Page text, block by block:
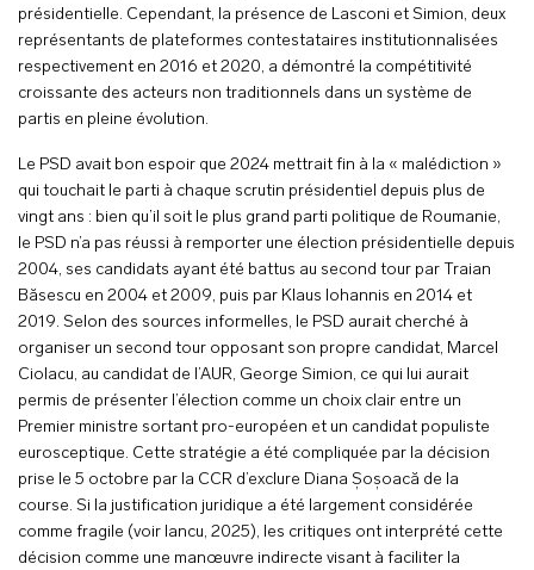
présidentielle. Cependant, la présence de Lasconi et Simion, deux
représentants de plateformes contestataires institutionnalisées
respectivement en 2016 et 2020, a démontré la compétitivité
croissante des acteurs non traditionnels dans un système de
partis en pleine évolution.
Le PSD avait bon espoir que 2024 mettrait fin à la « malédiction »
qui touchait le parti à chaque scrutin présidentiel depuis plus de
vingt ans : bien qu’il soit le plus grand parti politique de Roumanie,
le PSD n’a pas réussi à remporter une élection présidentielle depuis
2004, ses candidats ayant été battus au second tour par Traian
Băsescu en 2004 et 2009, puis par Klaus Iohannis en 2014 et
2019. Selon des sources informelles, le PSD aurait cherché à
organiser un second tour opposant son propre candidat, Marcel
Ciolacu, au candidat de l’AUR, George Simion, ce qui lui aurait
permis de présenter l’élection comme un choix clair entre un
Premier ministre sortant pro-européen et un candidat populiste
eurosceptique. Cette stratégie a été compliquée par la décision
prise le 5 octobre par la CCR d’exclure Diana Șoșoacă de la
course. Si la justification juridique a été largement considérée
comme fragile (voir Iancu, 2025), les critiques ont interprété cette
décision comme une manœuvre indirecte visant à faciliter la